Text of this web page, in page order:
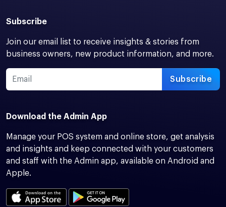
Subscribe
Join our email list to receive insights & stories from
business owners, new product information, and more.
Subscribe
Download the Admin App
Manage your POS system and online store, get analysis
and insights and keep connected with your customers
and staff with the Admin app, available on Android and
Apple.